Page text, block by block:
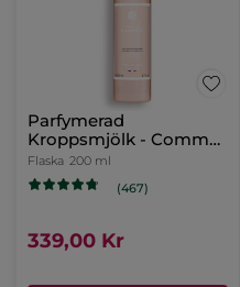
Parfymerad
Kroppsmjölk - Comme
une Evidence
Flaska 200 ml
(467)
339,00 Kr